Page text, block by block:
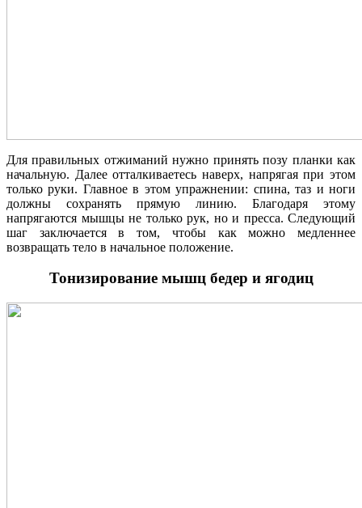
Для правильных отжиманий нужно принять позу планки как
начальную. Далее отталкиваетесь наверх, напрягая при этом
только руки. Главное в этом упражнении: спина, таз и ноги
должны сохранять прямую линию. Благодаря этому
напрягаются мышцы не только рук, но и пресса. Следующий
шаг заключается в том, чтобы как можно медленнее
возвращать тело в начальное положение.
Тонизирование мышц бедер и ягодиц